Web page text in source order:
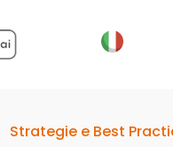
Strategie e Best